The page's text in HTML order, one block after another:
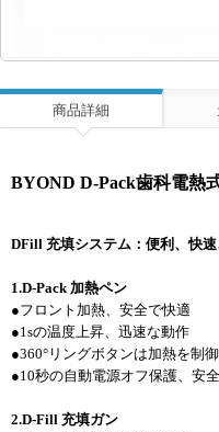
商品詳細
BYOND D-Pack歯科電熱
DFill 充填システム：便利、快速
1.D-Pack 加熱ペン
●フロント加熱、安全で快適
●1sの温度上昇、迅速な動作
●360°リングボタンは加熱を制
●10秒の自動電源オフ保護、安全
2.D-Fill 充填ガン